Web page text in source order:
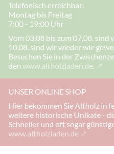
Telefonisch erreichbar:
Montag bis Freitag
7:00 - 19:00 Uhr
Vom 03.08 bis zum 07.08.
10.08. sind wir wieder wie
Besuchen Sie in der
den www.altholzladen.de.
UNSER ONLINE SHOP
Hier bekommen Sie Altholz in
weitere historische Unikate -
Schneller und oft sogar
www.altholzladen.de